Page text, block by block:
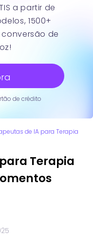
a partir de
1500+
de
de crédito
de IA para Terapia
Terapia